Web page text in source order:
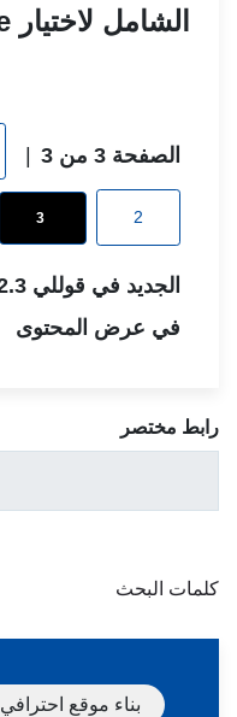
الشامل لاختيار Niche ناجح في 2026
الصفحة 3 من 3
2
3
في عرض المحتوى
رابط مختصر
كلمات البحث
بناء موقع احترافي